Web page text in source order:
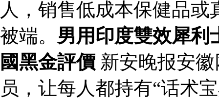
人，销售低成本保健品
被端。 男用印度雙效犀利
國黑金評價 新安晚报安
员，让每人都持有“话术